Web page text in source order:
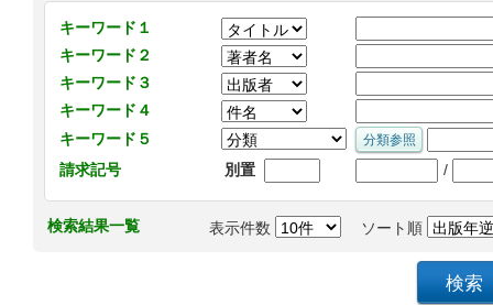
キーワード１
キーワード２
キーワード３
キーワード４
キーワード５
請求記号
別置 /
検索結果一覧 表示件数 ソート順